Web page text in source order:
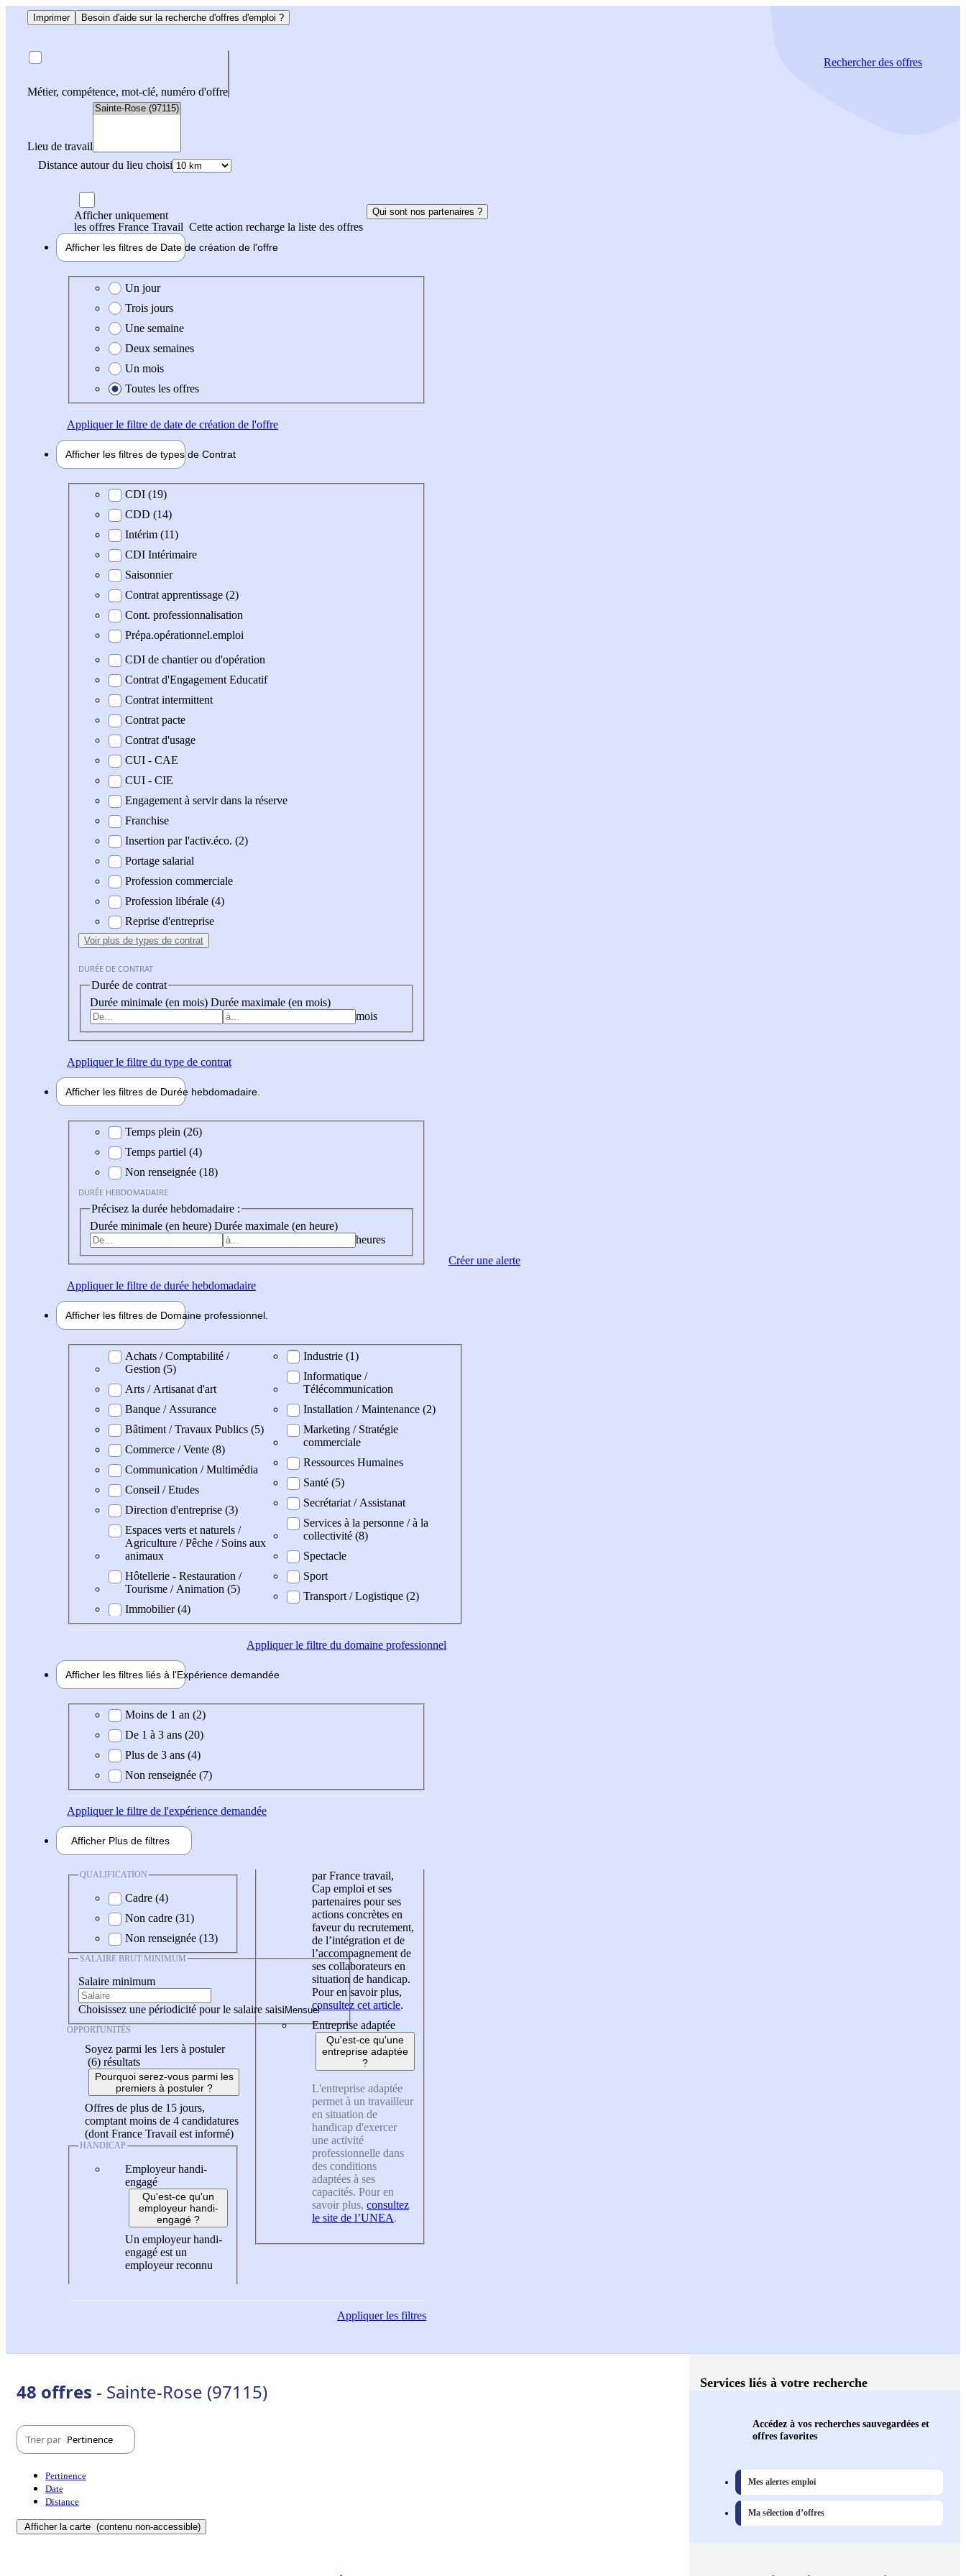
Imprimer Besoin d'aide sur la recherche d'offres d'emploi ?
Métier, compétence, mot-clé, numéro d'offre
Lieu de travail
Distance autour du lieu choisi
Rechercherdes offres
Afficher uniquement
les offres France Travail Cette action recharge la liste des offres
Qui sont nos partenaires ?
Afficher les filtres de Date de création de l'offre
Date de création de l'offre
Un jour
Trois jours
Une semaine
Deux semaines
Un mois
Toutes les offres
Appliquerle filtre de date de création de l'offre
Afficher les filtres de types de Contrat
Type de contratCDI (19)
CDD (14)
Intérim (11)
CDI Intérimaire
Saisonnier
Contrat apprentissage (2)
Cont. professionnalisation
Prépa.opérationnel.emploi
CDI de chantier ou d'opération
Contrat d'Engagement Educatif
Contrat intermittent
Contrat pacte
Contrat d'usage
CUI - CAE
CUI - CIE
Engagement à servir dans la réserve
Franchise
Insertion par l'activ.éco. (2)
Portage salarial
Profession commerciale
Profession libérale (4)
Reprise d'entreprise
Voir plus de types de contrat
DURÉE DE CONTRAT
Durée de contrat
Durée minimale (en mois) Durée maximale (en mois)
mois
Appliquerle filtre du type de contrat
Afficher les filtres de Durée hebdomadaire
Durée hebdomadaire
Temps plein (26)
Temps partiel (4)
Non renseignée (18)
DURÉE HEBDOMADAIRE
Précisez la durée hebdomadaire :
Durée minimale (en heure) Durée maximale (en heure)
heures
Appliquerle filtre de durée hebdomadaire
Afficher les filtres de Domaine professionnel
Domaine professionel
Achats / Comptabilité /
Gestion (5)
Arts / Artisanat d'art
Banque / Assurance
Bâtiment / Travaux Publics (5)
Commerce / Vente (8)
Communication / Multimédia
Conseil / Etudes
Direction d'entreprise (3)
Espaces verts et naturels /
Agriculture / Pêche / Soins aux
animaux
Hôtellerie - Restauration /
Tourisme / Animation (5)
Immobilier (4)
Industrie (1)
Informatique /
Télécommunication
Installation / Maintenance (2)
Marketing / Stratégie
commerciale
Ressources Humaines
Santé (5)
Secrétariat / Assistanat
Services à la personne / à la
collectivité (8)
Spectacle
Sport
Transport / Logistique (2)
Appliquerle filtre du domaine professionnel
Afficher les filtres liés à l'Expérience demandée
Expérience demandée
Moins de 1 an (2)
De 1 à 3 ans (20)
Plus de 3 ans (4)
Non renseignée (7)
Appliquerle filtre de l'expérience demandée
Afficher Plus de filtres
QUALIFICATION
Cadre (4)
Non cadre (31)
Non renseignée (13)
SALAIRE BRUT MINIMUM
Salaire minimum
Choisissez une périodicité pour le salaire saisi
OPPORTUNITÉS
Soyez parmi les 1ers à postuler
(6) résultats
Pourquoi serez-vous parmi les
premiers à postuler ?
Offres de plus de 15 jours,
comptant moins de 4 candidatures
(dont France Travail est informé)
HANDICAP
Employeur handi-
engagé
Qu'est-ce qu'un
employeur handi-
engagé ?
Un employeur handi-
engagé est un
employeur reconnu
par France travail,
Cap emploi et ses
partenaires pour ses
actions concrètes en
faveur du recrutement,
de l’intégration et de
l’accompagnement de
ses collaborateurs en
situation de handicap.
Pour en savoir plus,
consultez cet article.
Entreprise adaptée
Qu'est-ce qu'une
entreprise adaptée
?
L'entreprise adaptée
permet à un travailleur
en situation de
handicap d'exercer
une activité
professionnelle dans
des conditions
adaptées à ses
capacités. Pour en
savoir plus, consultez
le site de l’UNEA.
Appliquerles filtres
Créer une alerte
48 offres - Sainte-Rose (97115)
Trier par Pertinence
Pertinence
Date
Distance
Afficher la carte (contenu non-accessible)
Services liés à votre recherche
Accédez à vos recherches sauvegardées et
offres favorites
Mes alertes emploi
Ma sélection d’offres